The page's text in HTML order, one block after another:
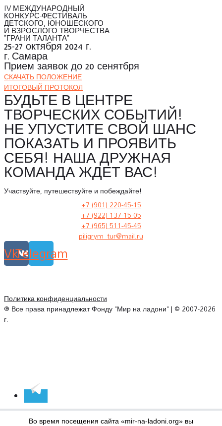
IV МЕЖДУНАРОДНЫЙ
КОНКУРС-ФЕСТИВАЛЬ
ДЕТСКОГО, ЮНОШЕСКОГО
И ВЗРОСЛОГО ТВОРЧЕСТВА
"ГРАНИ ТАЛАНТА"
25-27 октября 2024 г.
г. Самара
Прием заявок до 20 сенятбря
СКАЧАТЬ ПОЛОЖЕНИЕ
ИТОГОВЫЙ ПРОТОКОЛ
БУДЬТЕ В ЦЕНТРЕ
ТВОРЧЕСКИХ СОБЫТИЙ!
НЕ УПУСТИТЕ СВОЙ ШАНС
ПОКАЗАТЬ И ПРОЯВИТЬ
СЕБЯ! НАША ДРУЖНАЯ
КОМАНДА ЖДЕТ ВАС!
Участвуйте, путешествуйте и побеждайте!
+7 (901) 220-45-15
+7 (922) 137-15-05
+7 (965) 511-45-45
piligrym_tur@mail.ru
VkTelegram
Политика конфиденциальности
® Все права принадлежат Фонду "Мир на ладони" | © 2007-2026
г.
Во время посещения сайта «mir-na-ladoni.org» вы